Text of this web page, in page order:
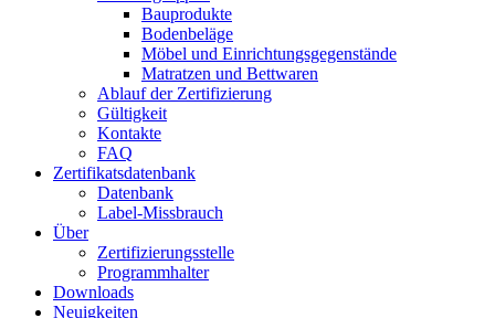
Bauprodukte
Bodenbeläge
Möbel und Einrichtungsgegenstände
Matratzen und Bettwaren
Ablauf der Zertifizierung
Gültigkeit
Kontakte
FAQ
Zertifikatsdatenbank
Datenbank
Label-Missbrauch
Über
Zertifizierungsstelle
Programmhalter
Downloads
Neuigkeiten